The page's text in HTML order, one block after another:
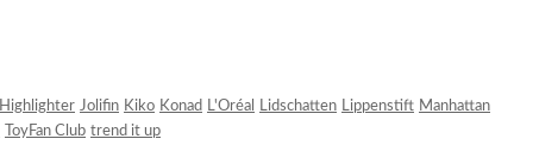
Highlighter Jolifin Kiko Konad L'Oréal Lidschatten Lippenstift Manhattan
ToyFan Club trend it up